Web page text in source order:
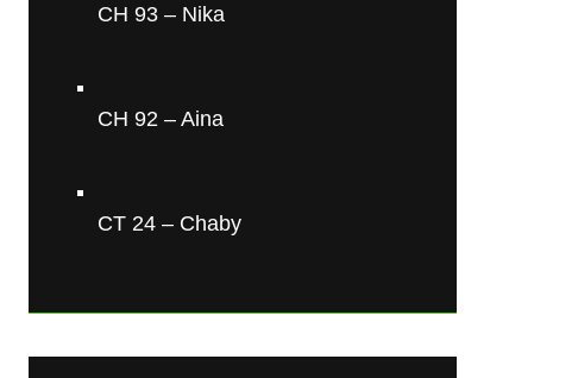
CH 93 – Nika
CH 92 – Aina
CT 24 – Chaby